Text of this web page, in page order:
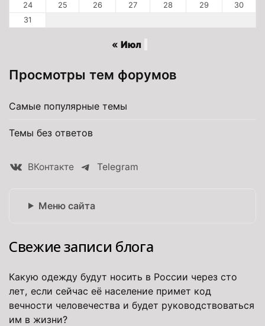
24
25 26 27 28 29
30
31
« Июл
Просмотры тем форумов
Самые популярные темы
Темы без ответов
ВКонтакте Telegram
Меню сайта
Свежие записи блога
Какую одежду будут носить в России через сто
лет, если сейчас её население примет код
вечности человечества и будет руководствоваться
им в жизни?